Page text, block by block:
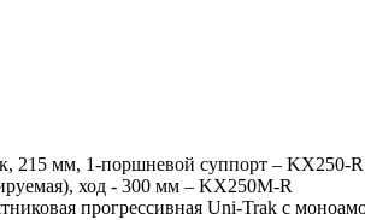
215 мм, 1-поршневой суппорт – KX250-R
ход - 300 мм – KX250M-R
прогрессивная Uni-Trak с